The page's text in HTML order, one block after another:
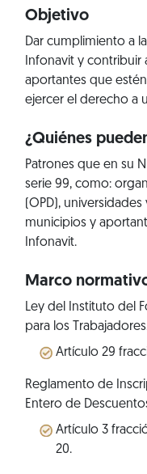
Objetivo
Dar cumplimiento a
Infonavit y contribuir
aportantes que
ejercer el derecho a
¿Quiénes
Patrones que en su
serie 99, como:
(OPD),
municipios y
Infonavit.
Marco
Ley del Instituto del
para los
Artículo 29
Reglamento de
Entero de
Artículo 3
20.